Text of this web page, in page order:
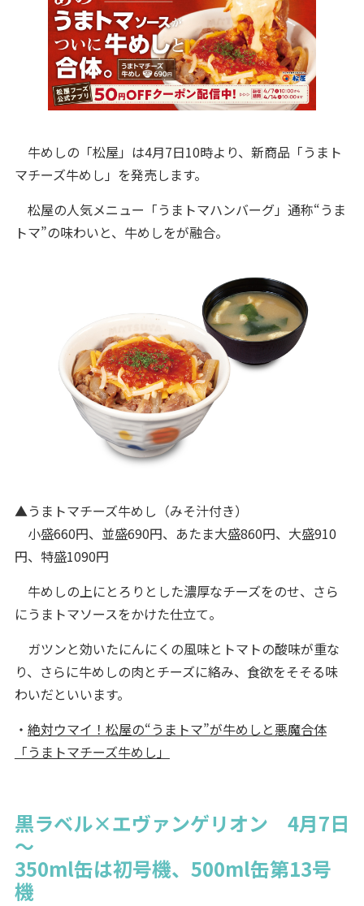
牛めしの「松屋」は4月7日10時より、新商品「うまト
マチーズ牛めし」を発売します。
松屋の人気メニュー「うまトマハンバーグ」通称“うま
トマ”の味わいと、牛めしをが融合。
▲うまトマチーズ牛めし（みそ汁付き）
小盛660円、並盛690円、あたま大盛860円、大盛910
円、特盛1090円
牛めしの上にとろりとした濃厚なチーズをのせ、さら
にうまトマソースをかけた仕立て。
ガツンと効いたにんにくの風味とトマトの酸味が重な
り、さらに牛めしの肉とチーズに絡み、食欲をそそる味
わいだといいます。
・ 絶対ウマイ！松屋の“うまトマ”が牛めしと悪魔合体
「うまトマチーズ牛めし」
黒ラベル×エヴァンゲリオン 4月7日
～
350ml缶は初号機、500ml缶第13号
機